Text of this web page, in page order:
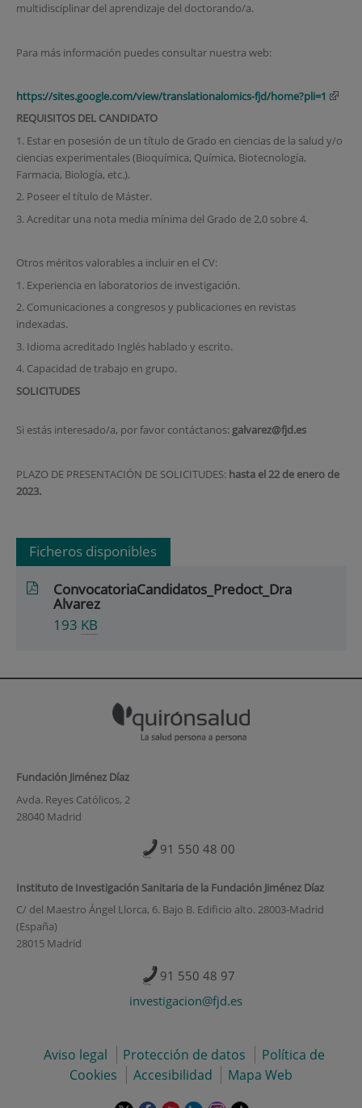
multidisciplinar del aprendizaje del doctorando/a.
Para más información puedes consultar nuestra web:
https://sites.google.com/view/translationalomics-fjd/home?pli=1
REQUISITOS DEL CANDIDATO
1. Estar en posesión de un título de Grado en ciencias de la salud y/o
ciencias experimentales (Bioquímica, Química, Biotecnología,
Farmacia, Biología, etc.).
2. Poseer el título de Máster.
3. Acreditar una nota media mínima del Grado de 2,0 sobre 4.
Otros méritos valorables a incluir en el CV:
1. Experiencia en laboratorios de investigación.
2. Comunicaciones a congresos y publicaciones en revistas
indexadas.
3. Idioma acreditado Inglés hablado y escrito.
4. Capacidad de trabajo en grupo.
SOLICITUDES
Si estás interesado/a, por favor contáctanos: galvarez@fjd.es
PLAZO DE PRESENTACIÓN DE SOLICITUDES: hasta el 22 de enero de
2023.
Ficheros disponibles
ConvocatoriaCandidatos_Predoct_Dra
Alvarez
193 KB
Fundación Jiménez Díaz
Avda. Reyes Católicos, 2
28040 Madrid
91 550 48 00
Instituto de Investigación Sanitaria de la Fundación Jiménez Díaz
C/ del Maestro Ángel Llorca, 6. Bajo B. Edificio alto. 28003-Madrid
(España)
28015 Madrid
91 550 48 97
investigacion@fjd.es
Aviso legal Protección de datos
Política de
Cookies
Accesibilidad Mapa Web